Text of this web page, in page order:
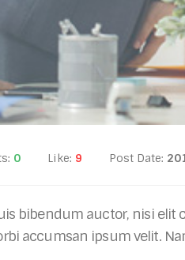
0 Like: 9 Post Date:
bibendum auctor, nisi
accumsan ipsum velit.